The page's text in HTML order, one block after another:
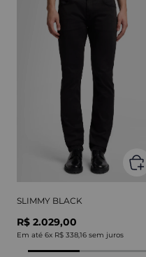
SLIMMY BLACK
R$ 2.029,00
Em até 6x R$ 338,16 sem juros